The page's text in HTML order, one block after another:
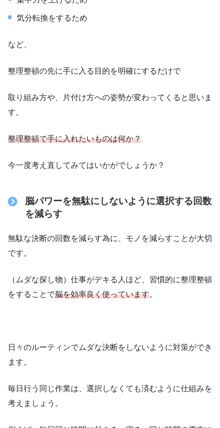
気分転換をするため
など、
整理整頓の先に手に入る目的を明確にするだけで
取り組み方や、片付け方への姿勢が変わってくると思いま
す。
整理整頓で手に入れたいものは何か？
今一度考え直してみてはいかがでしょうか？
脳パワーを無駄にしないように選択する回数
を減らす
無駄な決断の回数を減らす為に、モノを減らすことが大切
です。
（ムダな探し物）仕事がデキる人ほど、習慣的に整理整頓
をすることで脳を効率良く使っています。
日々のルーティンでムダな決断をしないように対策ができ
ます。
毎日行う同じ作業は、選択しなくても済むように仕組みを
考えましょう。